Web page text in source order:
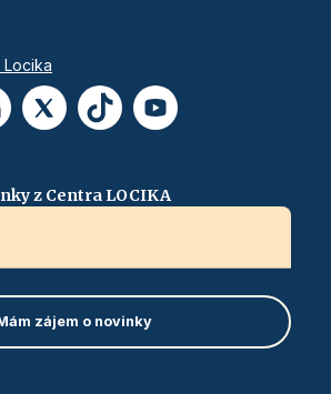
Locika
z Centra LOCIKA